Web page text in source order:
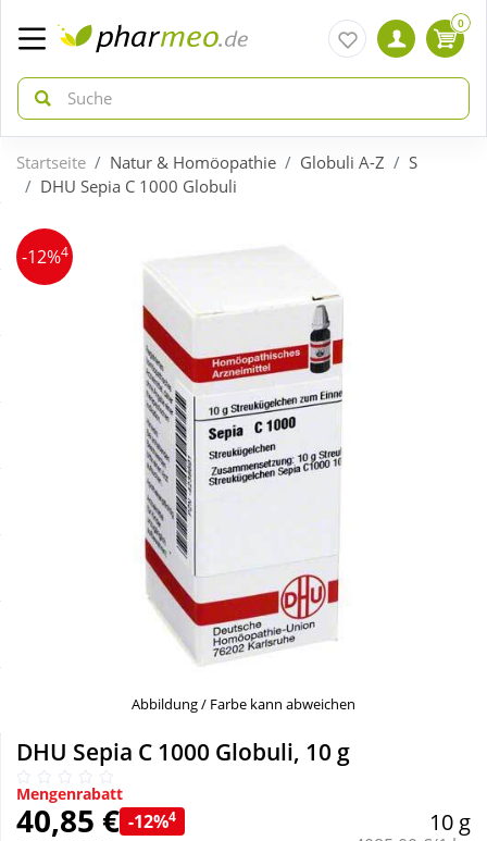
zurück
ÜBERSICHT AKTIONEN
Aktuelle Coupons
Täglich gut versorgt
zurück
ÜBERSICHT KATEGORIEN
Körperpflege & Kosmetik
Nahrungsergänzung
Natur & Homöopathie
Sanitätshaus
0
Startseite Natur & Homöopathie Globuli A-Z
S
DHU Sepia C 1000 Globuli
-12%4
Abbildung / Farbe kann abweichen
DHU Sepia C 1000 Globuli, 10 g
Mengenrabatt
40,85 € -12%4 10 g